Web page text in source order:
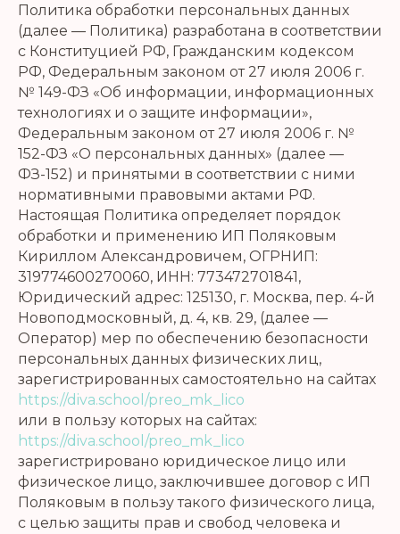
Политика обработки персональных данных
(далее — Политика) разработана в соответствии
с Конституцией РФ, Гражданским кодексом
РФ, Федеральным законом от 27 июля 2006 г.
№ 149-ФЗ «Об информации, информационных
технологиях и о защите информации»,
Федеральным законом от 27 июля 2006 г. №
152-ФЗ «О персональных данных» (далее —
ФЗ-152) и принятыми в соответствии с ними
нормативными правовыми актами РФ.
Настоящая Политика определяет порядок
обработки и применению ИП Поляковым
Кириллом Александровичем, ОГРНИП:
319774600270060, ИНН: 773472701841,
Юридический адрес: 125130, г. Москва, пер. 4-й
Новоподмосковный, д. 4, кв. 29, (далее —
Оператор) мер по обеспечению безопасности
персональных данных физических лиц,
зарегистрированных самостоятельно на сайтах
https://diva.school/preo_mk_lico
или в пользу которых на сайтах:
https://diva.school/preo_mk_lico
зарегистрировано юридическое лицо или
физическое лицо, заключившее договор с ИП
Поляковым в пользу такого физического лица,
с целью защиты прав и свобод человека и